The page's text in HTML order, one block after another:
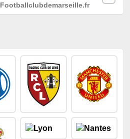
Footballclubdemarseille.fr